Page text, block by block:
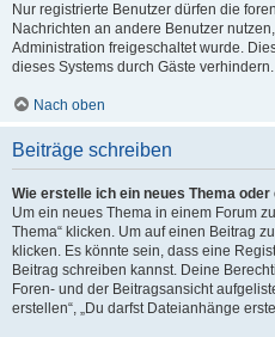
Nur registrierte Benutzer dürfen die
Nachrichten an andere Benutzer
Administration freigeschaltet wurde.
dieses Systems durch Gäste verhindern.
Nach oben
Beiträge schreiben
Wie erstelle ich ein neues Thema
Um ein neues Thema in einem Forum
Thema“ klicken. Um auf einen Beitrag
klicken. Es könnte sein, dass eine
Beitrag schreiben kannst. Deine
Foren- und der Beitragsansicht
erstellen“, „Du darfst Dateianhänge